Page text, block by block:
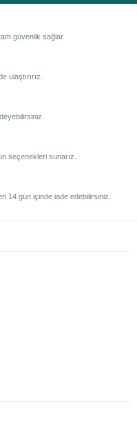
güvenlik sağlar.
ulaştırırız.
seçenekleri sunarız.
14 gün içinde iade edebilirsiniz.